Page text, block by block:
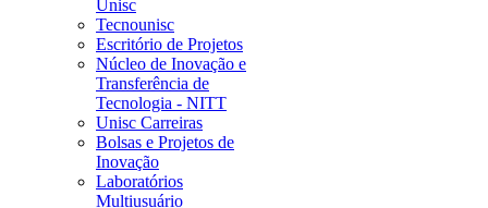
Unisc
Tecnounisc
Escritório de Projetos
Núcleo de Inovação e
Transferência de
Tecnologia - NITT
Unisc Carreiras
Bolsas e Projetos de
Inovação
Laboratórios
Multiusuário